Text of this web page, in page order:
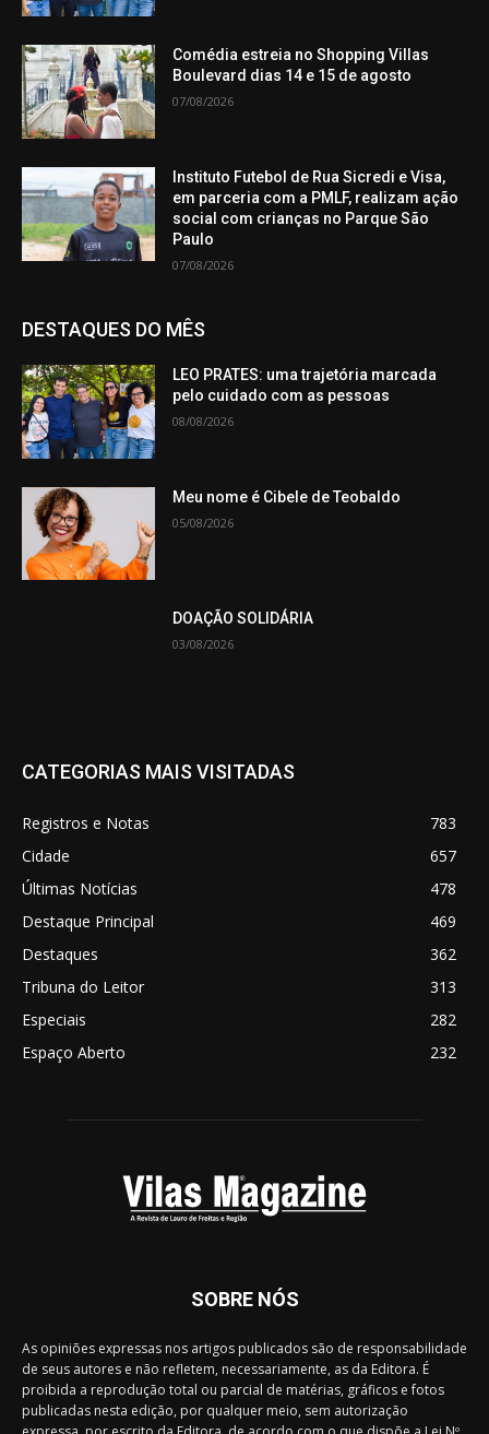
Comédia estreia no Shopping Villas
Boulevard dias 14 e 15 de agosto
07/08/2026
Instituto Futebol de Rua Sicredi e Visa,
em parceria com a PMLF, realizam ação
social com crianças no Parque São
Paulo
07/08/2026
DESTAQUES DO MÊS
LEO PRATES: uma trajetória marcada
pelo cuidado com as pessoas
08/08/2026
Meu nome é Cibele de Teobaldo
05/08/2026
DOAÇÃO SOLIDÁRIA
03/08/2026
CATEGORIAS MAIS VISITADAS
Registros e Notas
783
Cidade
657
Últimas Notícias
478
Destaque Principal
469
Destaques
362
Tribuna do Leitor
313
Especiais
282
Espaço Aberto
232
SOBRE NÓS
As opiniões expressas nos artigos publicados são de responsabilidade
de seus autores e não refletem, necessariamente, as da Editora. É
proibida a reprodução total ou parcial de matérias, gráficos e fotos
publicadas nesta edição, por qualquer meio, sem autorização